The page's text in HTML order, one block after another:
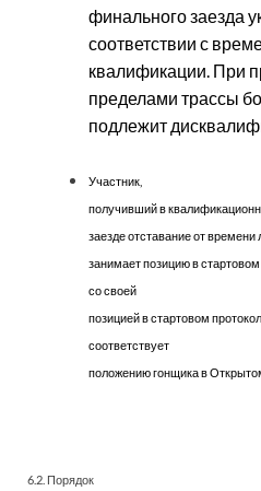
финального заезда
соответствии с
квалификации. При
пределами трассы
подлежит
Участник,
получивший в
заезде отставание от времени
занимает позицию в
со своей
позицией в стартовом
соответствует
положению гонщика в
6.2. Порядок